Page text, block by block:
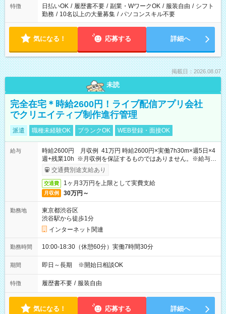
特徴 日払いOK / 履歴書不要 / 副業・WワークOK / 服装自由 / シフト
勤務 / 10名以上の大量募集 / パソコンスキル不要
気になる！ 応募する 詳細へ
掲載日：2026.08.07
未読
完全在宅＊時給2600円！ライブ配信アプリ会社
でクリエイティブ制作進行管理
派遣 職種未経験OK ブランクOK WEB登録・面接OK
給与
時給2600円 月収例 41万円 時給2600円×実働7h30m×週5日×4
週+残業10h ※月収例を保証するものではありません。※給与即
受取りサービス利用可（利用条件有）
交通費別途支給あり
交通費 1ヶ月3万円を上限として実費支給
月収例 30万円～
勤務地
東京都渋谷区
渋谷駅から徒歩1分
インターネット関連
勤務時間 10:00-18:30（休憩60分）実働7時間30分
期間 即日～長期 ※開始日相談OK
特徴 履歴書不要 / 服装自由
気になる！ 応募する 詳細へ